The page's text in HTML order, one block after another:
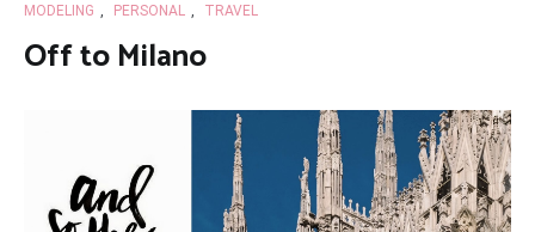
MODELING , PERSONAL , TRAVEL
Off to Milano